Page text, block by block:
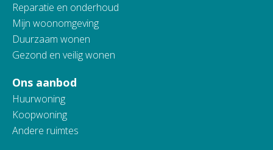
Reparatie en onderhoud
Mijn woonomgeving
Duurzaam wonen
Gezond en veilig wonen
Ons aanbod
Huurwoning
Koopwoning
Andere ruimtes